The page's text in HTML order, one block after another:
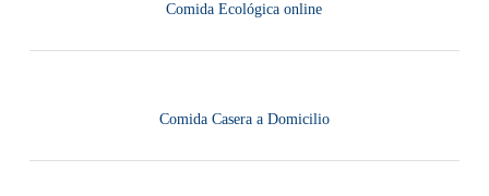
Comida Ecológica online
Comida Casera a Domicilio